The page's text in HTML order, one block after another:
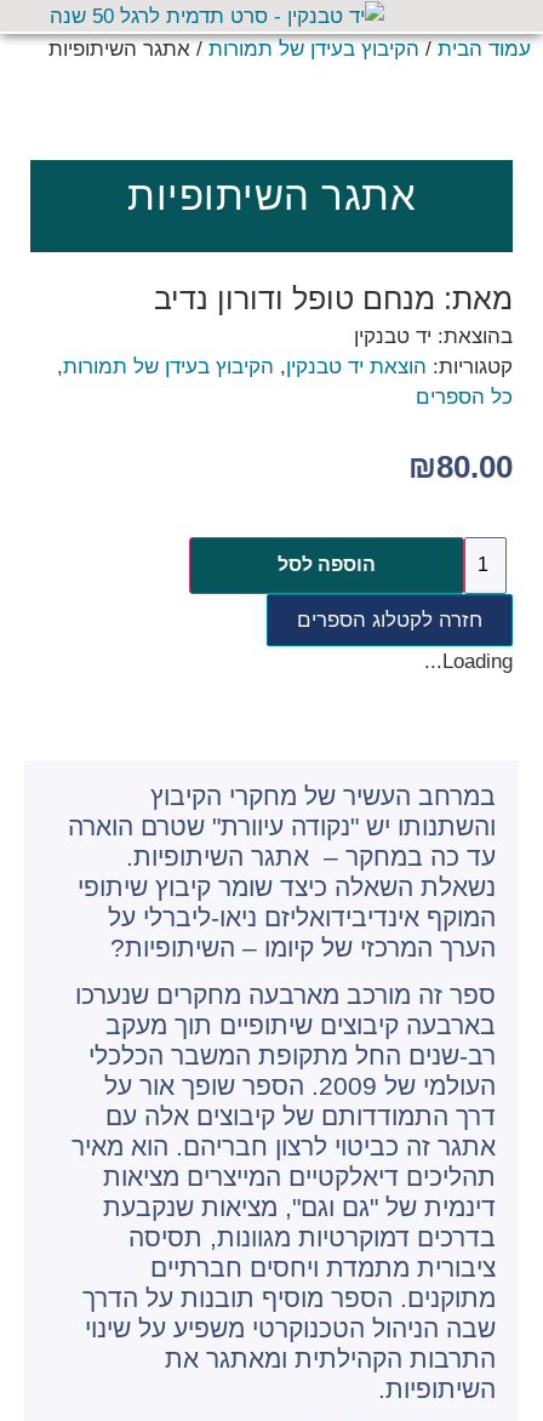
עמוד הבית/הקיבוץ בעידן של תמורות/ אתגר השיתופיות
אתגר השיתופיות
מאת: מנחם טופל ודורון נדיב
בהוצאת: יד טבנקין
קטגוריות: הוצאת יד טבנקין, הקיבוץ בעידן של תמורות,
כל הספרים
₪80.00
הוספה לסל
חזרה לקטלוג הספרים
Loading...
במרחב העשיר של מחקרי הקיבוץ
והשתנותו יש "נקודה עיוורת" שטרם הוארה
עד כה במחקר – אתגר השיתופיות.
נשאלת השאלה כיצד שומר קיבוץ שיתופי
המוקף אינדיבידואליזם ניאו-ליברלי על
הערך המרכזי של קיומו – השיתופיות?
ספר זה מורכב מארבעה מחקרים שנערכו
בארבעה קיבוצים שיתופיים תוך מעקב
רב-שנים החל מתקופת המשבר הכלכלי
העולמי של 2009. הספר שופך אור על
דרך התמודדותם של קיבוצים אלה עם
אתגר זה כביטוי לרצון חבריהם. הוא מאיר
תהליכים דיאלקטיים המייצרים מציאות
דינמית של "גם וגם", מציאות שנקבעת
בדרכים דמוקרטיות מגוונות, תסיסה
ציבורית מתמדת ויחסים חברתיים
מתוקנים. הספר מוסיף תובנות על הדרך
שבה הניהול הטכנוקרטי משפיע על שינוי
התרבות הקהילתית ומאתגר את
השיתופיות.